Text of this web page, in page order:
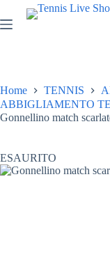
al
contenuto
Home TENNIS
ABBIGLIAMENTO
Gonnellino match
ESAURITO